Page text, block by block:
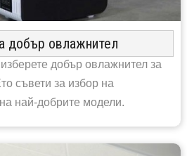
добър овлажнител
добър овлажнител за
съвети за избор на
най-добрите модели.